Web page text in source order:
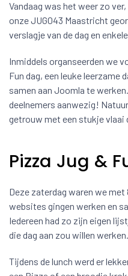
Vandaag was het weer zo
onze JUG043 Maastricht
verslagje van de dag en
Inmiddels organseerden we
Fun dag, een leuke leerzame
samen aan Joomla te werken.
deelnemers aanwezig!
getrouw met een stukje vlaai
Pizza Jug &
Deze zaterdag waren we met
websites gingen werken en
Iedereen had zo zijn eigen
die dag aan zou willen werken.
Tijdens de lunch werd er